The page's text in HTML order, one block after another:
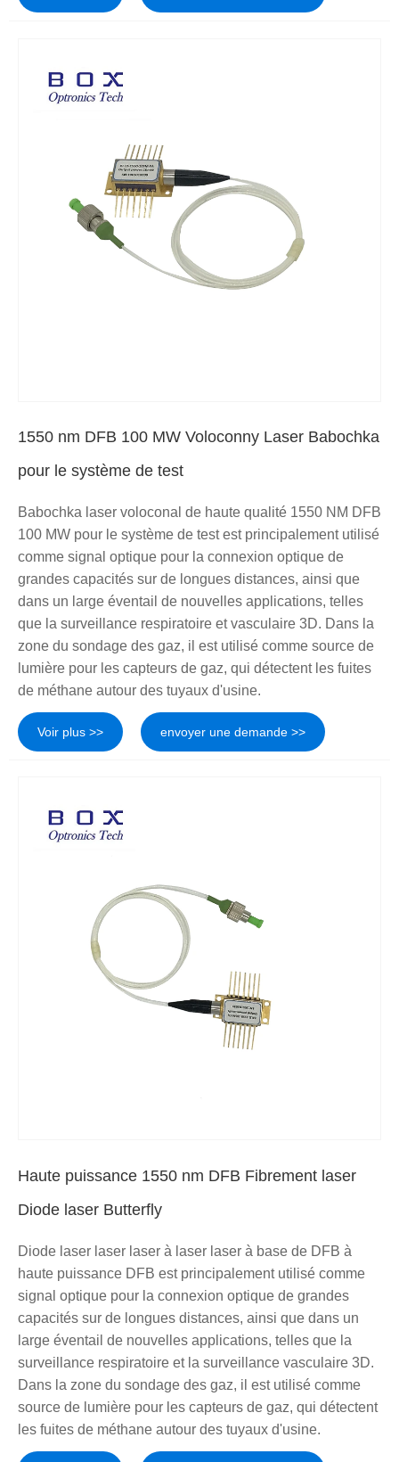
1550 nm DFB 100 MW Voloconny Laser Babochka
pour le système de test
Babochka laser voloconal de haute qualité 1550 NM DFB
100 MW pour le système de test est principalement utilisé
comme signal optique pour la connexion optique de
grandes capacités sur de longues distances, ainsi que
dans un large éventail de nouvelles applications, telles
que la surveillance respiratoire et vasculaire 3D. Dans la
zone du sondage des gaz, il est utilisé comme source de
lumière pour les capteurs de gaz, qui détectent les fuites
de méthane autour des tuyaux d'usine.
Voir plus >> envoyer une demande >>
Haute puissance 1550 nm DFB Fibrement laser
Diode laser Butterfly
Diode laser laser laser à laser laser à base de DFB à
haute puissance DFB est principalement utilisé comme
signal optique pour la connexion optique de grandes
capacités sur de longues distances, ainsi que dans un
large éventail de nouvelles applications, telles que la
surveillance respiratoire et la surveillance vasculaire 3D.
Dans la zone du sondage des gaz, il est utilisé comme
source de lumière pour les capteurs de gaz, qui détectent
les fuites de méthane autour des tuyaux d'usine.